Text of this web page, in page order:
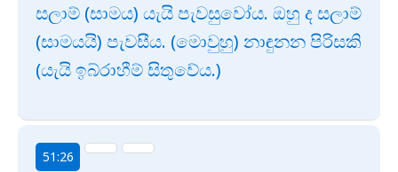
සලාම් (සාමය) යැයි පැවසුවෝය. ඔහු ද සලාම්
(සාමයයි) පැවසීය. (මොවුහු) නාඳුනන පිරිසකි
(යැයි ඉබ්රාහීම් සිතුවේය.)
51:26